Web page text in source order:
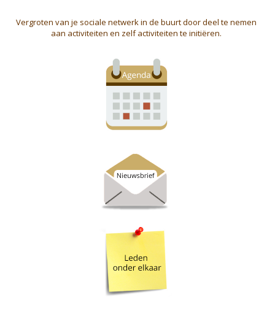
Vergroten van je sociale netwerk in de buurt door deel te nemen
aan activiteiten en zelf activiteiten te initiëren.